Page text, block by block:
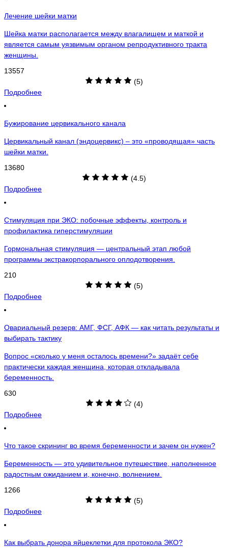
Лечение шейки матки
Шейка матки располагается между влагалищем и маткой и
является самым уязвимым органом репродуктивного тракта
женщины.
13557
(5)
Подробнее
Бужирование цервикального канала
Цервикальный канал (эндоцервикс) – это «проводящая» часть
шейки матки.
13680
(4.5)
Подробнее
Стимуляция при ЭКО: побочные эффекты, контроль и
профилактика гиперстимуляции
Гормональная стимуляция — центральный этап любой
программы экстракорпорального оплодотворения.
210
(5)
Подробнее
Овариальный резерв: АМГ, ФСГ, АФК — как читать результаты и
выбирать тактику
Вопрос «сколько у меня осталось времени?» задаёт себе
практически каждая женщина, которая откладывала
беременность.
630
(4)
Подробнее
Что такое скрининг во время беременности и зачем он нужен?
Беременность — это удивительное путешествие, наполненное
радостным ожиданием и, конечно, волнением.
1266
(5)
Подробнее
Как выбрать донора яйцеклетки для протокола ЭКО?